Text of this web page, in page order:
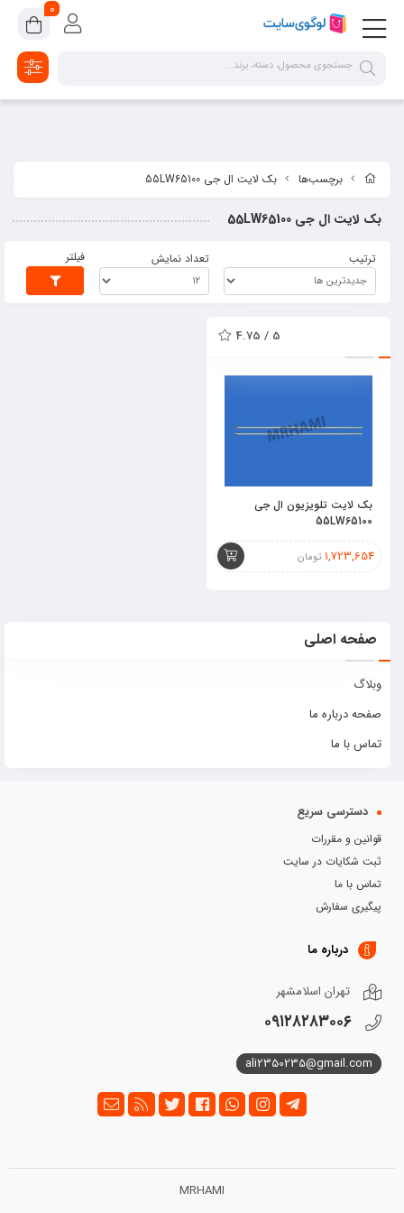
google-site-verification=2dpsKhLIIAHaFZv7ls8lTUR9x1vsg8CYawLf8yMaX1s
برچسب‌ها بک لایت ال جی 55LW65100
بک لایت ال جی 55LW65100
ترتیب تعداد نمایش فیلتر
5 / 4.75
بک لایت تلویزیون ال جی
55LW65100
1,723,654 تومان
صفحه اصلی
وبلاگ
صفحه درباره ما
تماس با ما
دسترسی سریع
قوانین و مقررات
ثبت شکایات در سایت
تماس با ما
پیگیری سفارش
درباره ما
تهران اسلامشهر
۰۹۱۲۸۲۸۳۰۰۶
ali2350235@gmail.com
MRHAMI
0